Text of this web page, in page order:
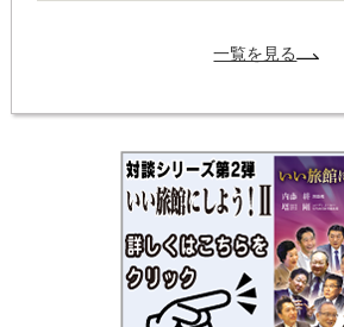
一覧を見る